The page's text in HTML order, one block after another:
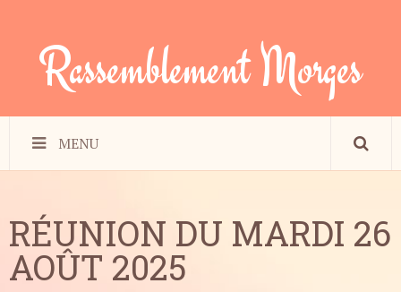
Rassemblement Morges
MENU
RÉUNION DU MARDI 26
AOÛT 2025